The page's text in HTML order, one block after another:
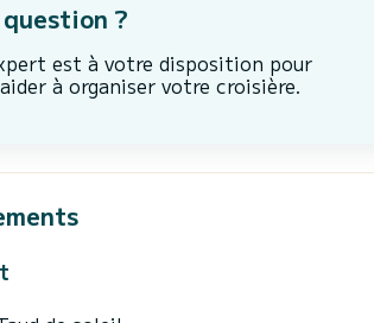
question ?
est à votre disposition pour
à organiser votre croisière.